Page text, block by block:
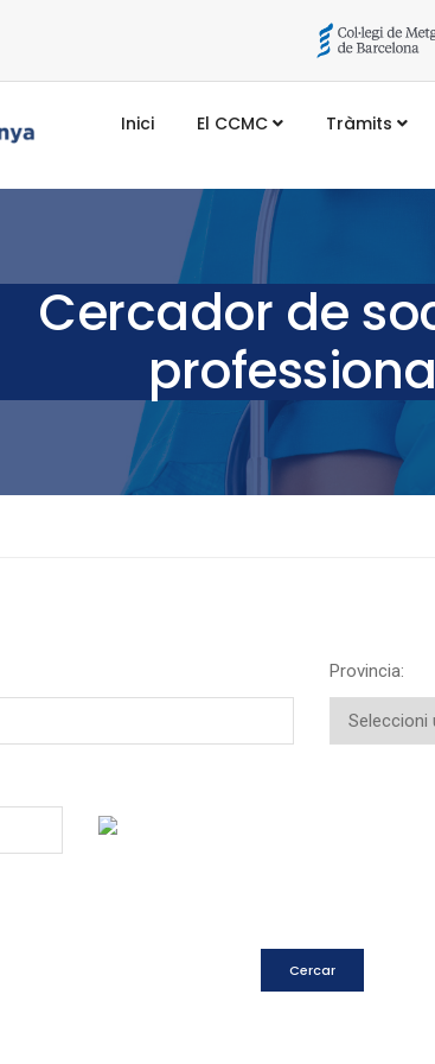
Inici El CCMC Tràmits
Cercador de
Provincia: